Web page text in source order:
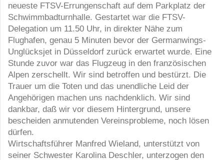
neueste FTSV-Errungenschaft auf dem Parkplatz der
Schwimmbadturnhalle. Gestartet war die FTSV-
Delegation um 11.50 Uhr, in direkter Nähe zum
Flughafen, genau 5 Minuten bevor der Germanwings-
Unglücksjet in Düsseldorf zurück erwartet wurde. Eine
Stunde zuvor war das Flugzeug in den französischen
Alpen zerschellt. Wir sind betroffen und bestürzt. Die
Trauer um die Toten und das unendliche Leid der
Angehörigen machen uns nachdenklich. Wir sind
dankbar, daß wir vor diesem Hintergrund, unsere
bescheiden anmutenden Vereinsprobleme, noch lösen
dürfen.
Wirtschaftsführer Manfred Wieland, unterstützt von
seiner Schwester Karolina Deschler, unterzogen den